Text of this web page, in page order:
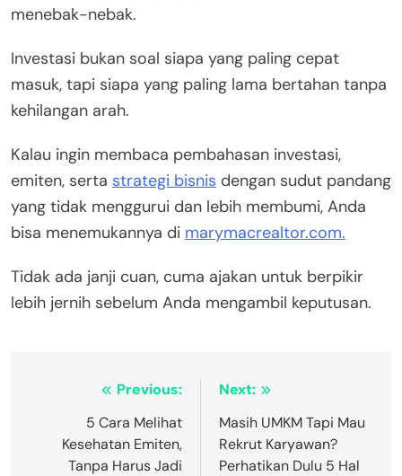
menebak-nebak.
Investasi bukan soal siapa yang paling cepat
masuk, tapi siapa yang paling lama bertahan tanpa
kehilangan arah.
Kalau ingin membaca pembahasan investasi,
emiten, serta strategi bisnis dengan sudut pandang
yang tidak menggurui dan lebih membumi, Anda
bisa menemukannya di marymacrealtor.com.
Tidak ada janji cuan, cuma ajakan untuk berpikir
lebih jernih sebelum Anda mengambil keputusan.
navigation
Previous:
5 Cara Melihat
Kesehatan Emiten,
Tanpa Harus Jadi
Next:
Masih UMKM Tapi Mau
Rekrut Karyawan?
Perhatikan Dulu 5 Hal